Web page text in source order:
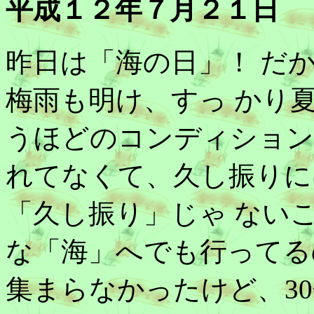
平成１２年７月２１日
昨日は「海の日」！ だ
梅雨も明け、すっ かり
うほどのコンディショ
れてなくて、久し振り
「久し振り」じゃ ない
な「海」へでも行って
集まらなかったけど、